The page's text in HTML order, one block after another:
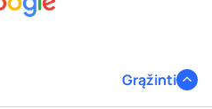
Grąžinti